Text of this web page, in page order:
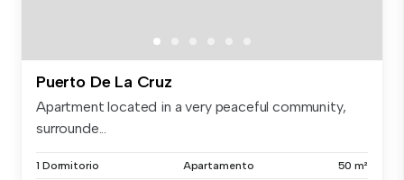
Puerto De La Cruz
Apartment located in a very peaceful community,
surrounde...
1 Dormitorio Apartamento 50 m²